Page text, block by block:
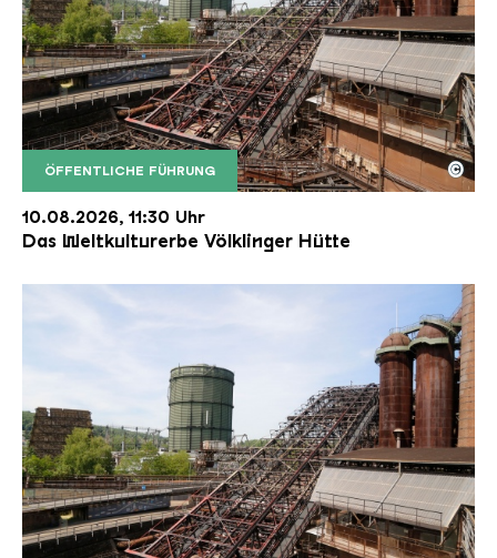
ÖFFENTLICHE FÜHRUNG
Der Erzschrägaufzug der Völklinger Hütte mit
Copyright: Weltkulturerbe Völklinger Hütte | Karl
©
10.08.2026, 11:30 Uhr
Das Weltkulturerbe Völklinger Hütte